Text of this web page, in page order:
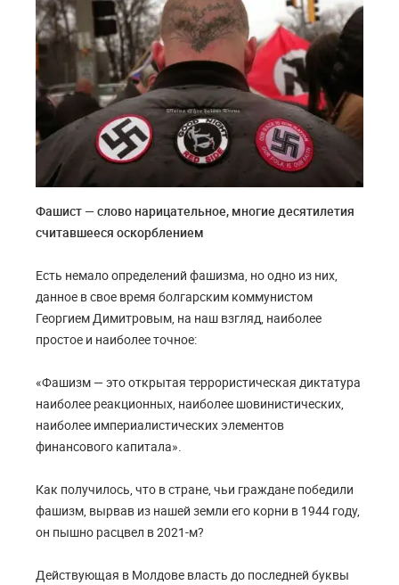
Фашист — слово нарицательное, многие десятилетия
считавшееся оскорблением
Есть немало определений фашизма, но одно из них,
данное в свое время болгарским коммунистом
Георгием Димитровым, на наш взгляд, наиболее
простое и наиболее точное:
«Фашизм — это открытая террористическая диктатура
наиболее реакционных, наиболее шовинистических,
наиболее империалистических элементов
финансового капитала».
Как получилось, что в стране, чьи граждане победили
фашизм, вырвав из нашей земли его корни в 1944 году,
он пышно расцвел в 2021-м?
Действующая в Молдове власть до последней буквы